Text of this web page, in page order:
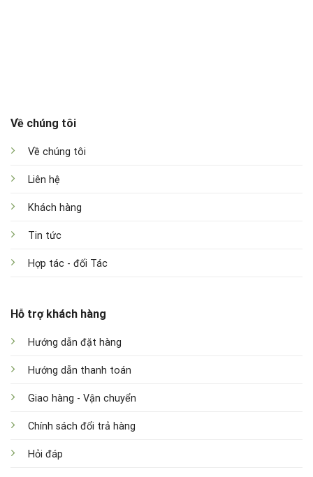
Về chúng tôi
Về chúng tôi
Liên hệ
Khách hàng
Tin tức
Hợp tác - đối Tác
Hỗ trợ khách hàng
Hướng dẫn đặt hàng
Hướng dẫn thanh toán
Giao hàng - Vận chuyển
Chính sách đổi trả hàng
Hỏi đáp